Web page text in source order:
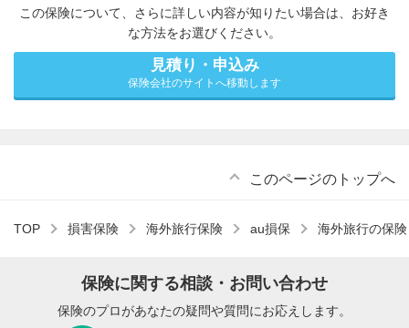
この保険について、さらに詳しい内容が知りたい場合は、お好き
な方法をお選びください。
見積り・申込み
保険会社のサイトへ移動します
このページのトップへ
TOP 損害保険 海外旅行保険 au損保 海外旅行の保
保険に関する相談・お問い合わせ
保険のプロがあなたの疑問や質問にお応えします。